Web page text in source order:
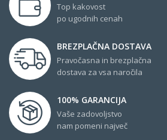
Top kakovost
po ugodnih cenah
BREZPLAČNA DOSTAVA
Pravočasna in brezplačna
dostava za vsa naročila
100% GARANCIJA
Vaše zadovoljstvo
nam pomeni največ